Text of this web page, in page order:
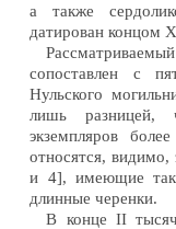
а также
датирован концом
сопоставлен с
Нульского
лишь разницей,
экземпляров
относятся,
и 4], имеющие
длинные черенки.
В конце II